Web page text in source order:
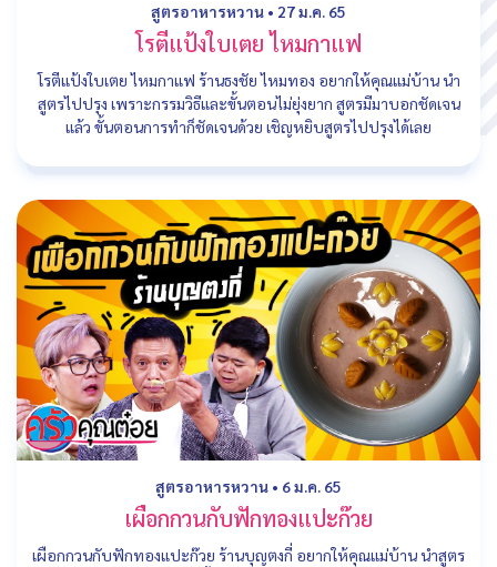
สูตรอาหารหวาน • 27 ม.ค. 65
โรตีแป้งใบเตย ไหมกาแฟ
โรตีแป้งใบเตย ไหมกาแฟ ร้านธงชัย ไหมทอง อยากให้คุณแม่บ้าน นำ
สูตรไปปรุง เพราะกรรมวิธีและขั้นตอนไม่ยุ่งยาก สูตรมีมาบอกชัดเจน
แล้ว ขั้นตอนการทำก็ชัดเจนด้วย เชิญหยิบสูตรไปปรุงได้เลย
สูตรอาหารหวาน • 6 ม.ค. 65
เผือกกวนกับฟักทองแปะก๊วย
เผือกกวนกับฟักทองแปะก๊วย ร้านบุญตงกี่ อยากให้คุณแม่บ้าน นำสูตร